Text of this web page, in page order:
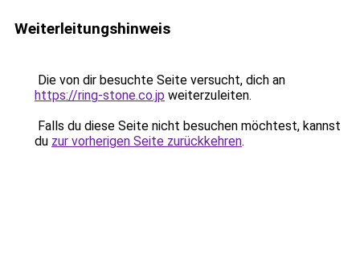
Weiterleitungshinweis
Die von dir besuchte Seite versucht, dich an
https://ring-stone.co.jp weiterzuleiten.
Falls du diese Seite nicht besuchen möchtest, kannst
du zur vorherigen Seite zurückkehren.